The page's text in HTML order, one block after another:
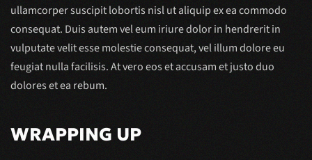
ullamcorper suscipit lobortis nisl ut aliquip ex ea commodo
consequat. Duis autem vel eum iriure dolor in hendrerit in
vulputate velit esse molestie consequat, vel illum dolore eu
feugiat nulla facilisis. At vero eos et accusam et justo duo
dolores et ea rebum.
WRAPPING UP